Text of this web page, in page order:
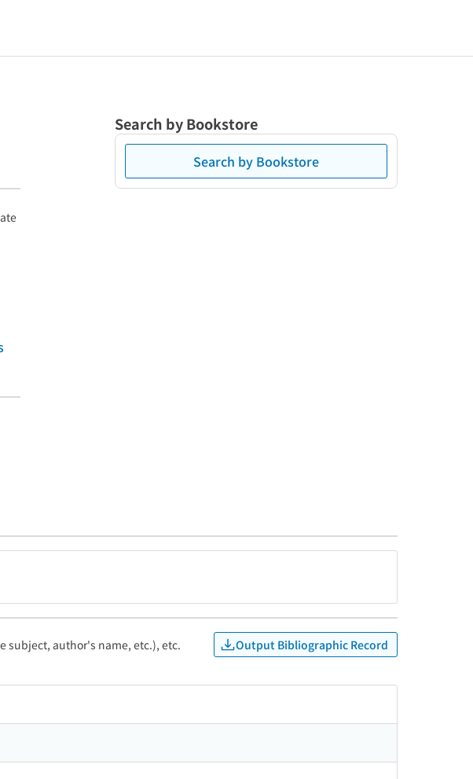
Search by Bookstore
Search by Bookstore
subject, author's name, etc.), etc. Output Bibliographic Record